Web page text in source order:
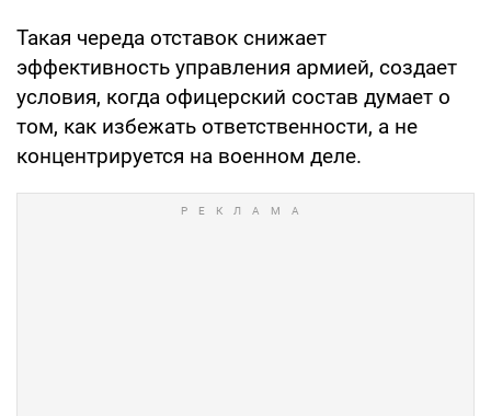
Такая череда отставок снижает
эффективность управления армией, создает
условия, когда офицерский состав думает о
том, как избежать ответственности, а не
концентрируется на военном деле.